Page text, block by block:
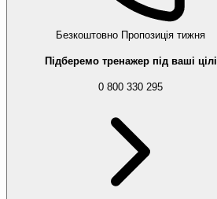
Безкоштовно Пропозиція тижня
Підберемо тренажер під ваші цілі
0 800 330 295